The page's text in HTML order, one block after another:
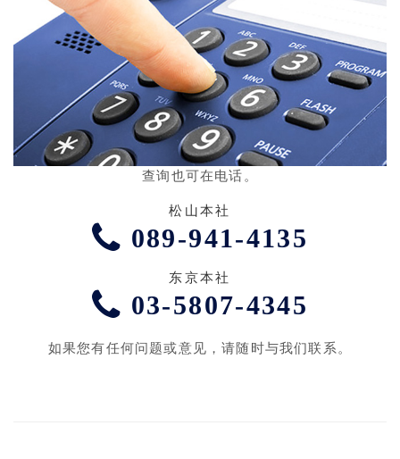
查询也可在电话。
松山本社
089-941-4135
东京本社
03-5807-4345
如果您有任何问题或意见，请随时与我们联系。